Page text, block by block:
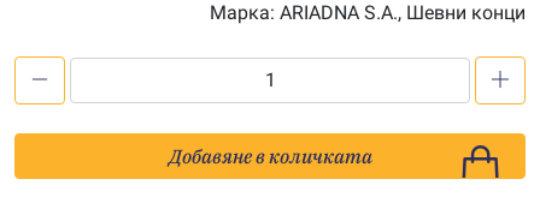
Марка: ARIADNA S.A., Шевни конци
TALIA
Добавяне в количката